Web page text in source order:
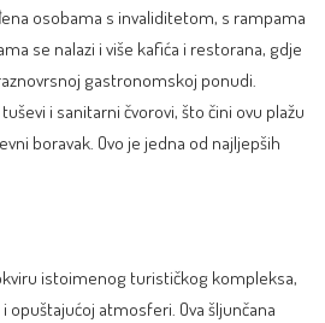
osobama s invaliditetom, s rampama
se nalazi i više kafića i restorana, gdje
gastronomskoj ponudi.
i sanitarni čvorovi, što čini ovu plažu
boravak. Ovo je jedna od najljepših
istoimenog turističkog kompleksa,
opuštajućoj atmosferi. Ova šljunčana